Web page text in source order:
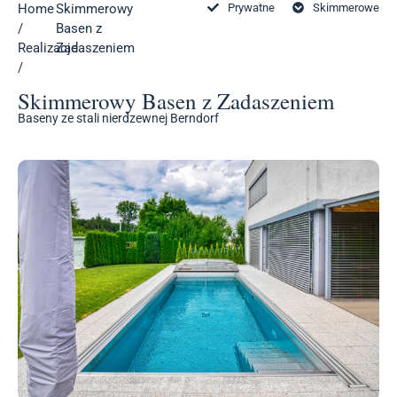
Home
/
Realizacje
/
Skimmerowy
Basen z
Zadaszeniem
Prywatne Skimmerowe
Skimmerowy Basen z Zadaszeniem
Baseny ze stali nierdzewnej Berndorf